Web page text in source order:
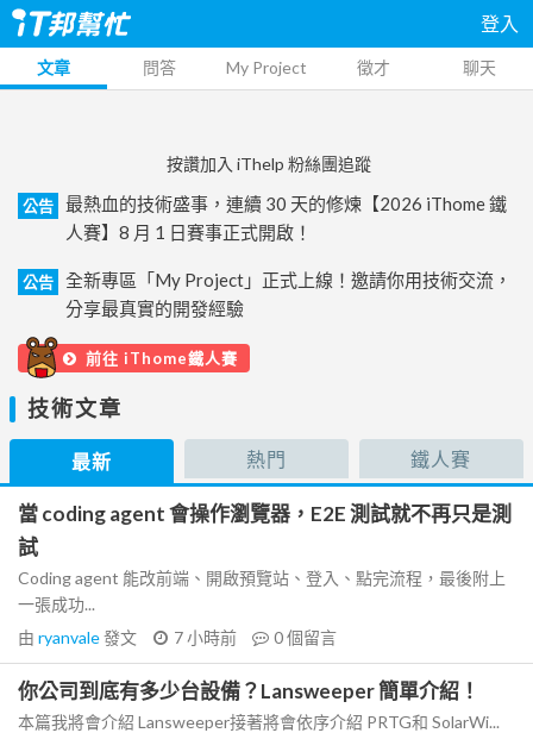
登入
文章 問答 My Project 徵才 聊天
按讚加入 iThelp 粉絲團追蹤
公告
最熱血的技術盛事，連續 30 天的修煉【2026 iThome 鐵
人賽】8 月 1 日賽事正式開啟！
公告
全新專區「My Project」正式上線！邀請你用技術交流，
分享最真實的開發經驗
前往 iThome鐵人賽
技術文章
最新 熱門 鐵人賽
當 coding agent 會操作瀏覽器，E2E 測試就不再只是測
試
Coding agent 能改前端、開啟預覽站、登入、點完流程，最後附上
一張成功...
由 ryanvale發文 7 小時前 0個留言
你公司到底有多少台設備？Lansweeper 簡單介紹！
本篇我將會介紹 Lansweeper接著將會依序介紹 PRTG和 SolarWi...